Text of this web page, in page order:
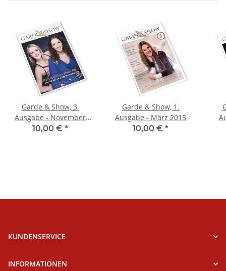
Garde & Show, 3.
Ausgabe - November
2015
10,00 € *
Garde & Show, 1.
Ausgabe - März 2015
10,00 € *
KUNDENSERVICE
INFORMATIONEN